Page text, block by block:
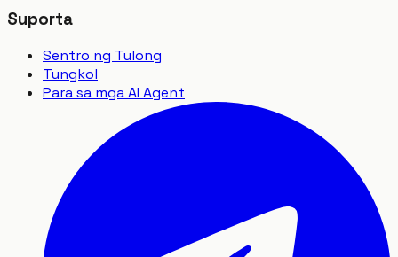
Suporta
Sentro ng Tulong
Tungkol
Para sa mga AI Agent